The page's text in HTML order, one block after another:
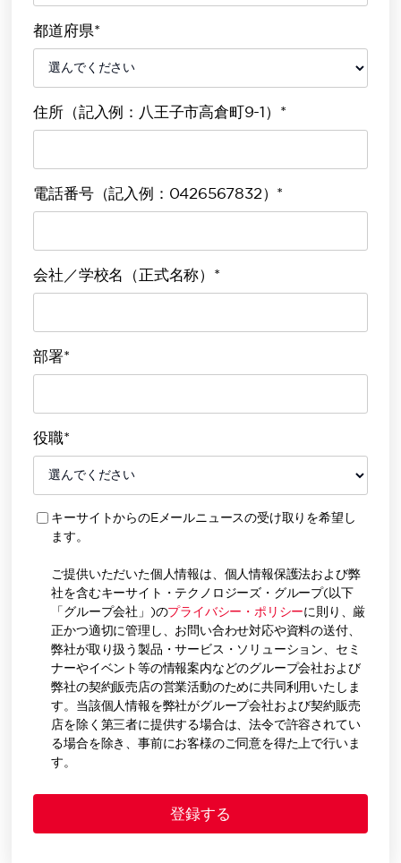
都道府県*
住所（記入例：八王子市高倉町9-1）*
電話番号（記入例：0426567832）*
会社／学校名（正式名称）*
部署*
役職*
キーサイトからのEメールニュースの受け取りを希望し
ます。
ご提供いただいた個人情報は、個人情報保護法および弊
社を含むキーサイト・テクノロジーズ・グループ(以下
「グループ会社」)のプライバシー・ポリシーに則り、厳
正かつ適切に管理し、お問い合わせ対応や資料の送付、
弊社が取り扱う製品・サービス・ソリューション、セミ
ナーやイベント等の情報案内などのグループ会社および
弊社の契約販売店の営業活動のために共同利用いたしま
す。当該個人情報を弊社がグループ会社および契約販売
店を除く第三者に提供する場合は、法令で許容されてい
る場合を除き、事前にお客様のご同意を得た上で行いま
す。